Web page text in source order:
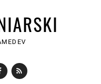
Facebook
RSS